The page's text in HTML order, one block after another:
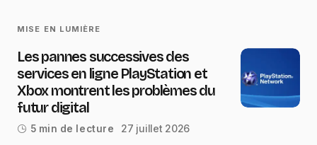
MISE EN LUMIÈRE
Les pannes successives des
services en ligne PlayStation et
Xbox montrent les problèmes du
futur digital
5 min de lecture 27 juillet 2026